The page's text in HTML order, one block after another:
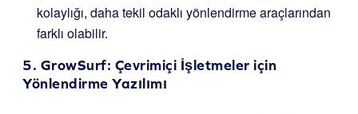
kolaylığı, daha tekil odaklı yönlendirme araçlarından
farklı olabilir.
5. GrowSurf: Çevrimiçi İşletmeler için
Yönlendirme Yazılımı